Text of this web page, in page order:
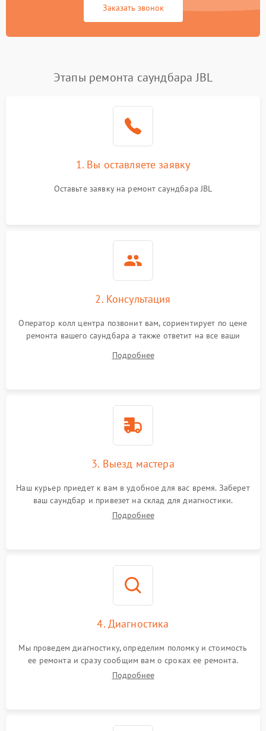
Заказать звонок
Этапы ремонта саундбара JBL
1. Вы оставляете заявку
Оставьте заявку на ремонт саундбара JBL
2. Консультация
Оператор колл центра позвонит вам, сориентирует по цене
ремонта вашего саундбара а также ответит на все ваши
Подробнее
3. Выезд мастера
Наш курьер приедет к вам в удобное для вас время. Заберет
ваш саундбар и привезет на склад для диагностики.
Подробнее
4. Диагностика
Мы проведем диагностику, определим поломку и стоимость
ее ремонта и сразу сообщим вам о сроках ее ремонта.
Подробнее